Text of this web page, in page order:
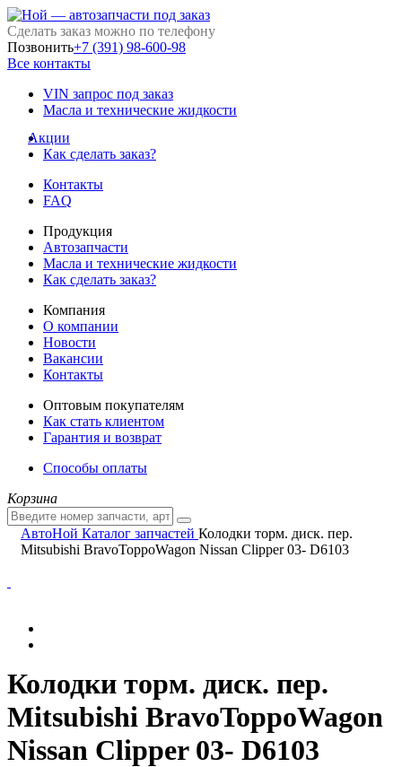
Сделать заказ можно по телефону
Позвонить+7 (391) 98-600-98
Все контакты
VIN запрос под заказ
Масла и технические жидкости
Акции
Как сделать заказ?
Контакты
FAQ
Продукция
Автозапчасти
Масла и технические жидкости
Как сделать заказ?
Компания
О компании
Новости
Вакансии
Контакты
Оптовым покупателям
Как стать клиентом
Гарантия и возврат
Способы оплаты
Корзина
АвтоНой Каталог запчастей Колодки торм. диск. пер.
Mitsubishi BravoToppoWagon Nissan Clipper 03- D6103
Колодки торм. диск. пер.
Mitsubishi BravoToppoWagon
Nissan Clipper 03- D6103